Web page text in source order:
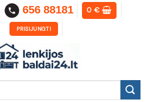
656 88181 0€
PRISIJUNGTI